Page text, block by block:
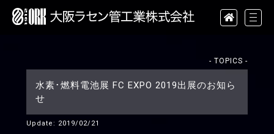
- TOPICS -
水素･燃料電池展 FC EXPO 2019出展のお知ら
せ
Update: 2019/02/21